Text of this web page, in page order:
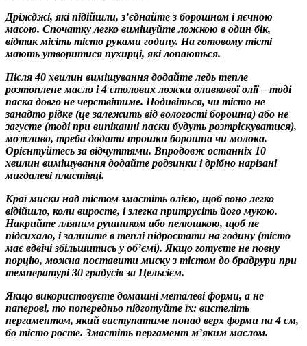
Дріжджі, які підійшли, з’єднайте з борошном і яєчною
масою. Спочатку легко вимішуйте ложкою в один бік,
відтак місіть тісто руками годину. На готовому тісті
мають утворитися пухирці, які лопаються.
Після 40 хвилин вимішування додайте ледь тепле
розтоплене масло і 4 столових ложки оливкової олії – тоді
паска довго не черствітиме. Подивіться, чи тісто не
занадто рідке (це залежить від вологості борошна) або не
загусте (тоді при випіканні паски будуть розтріскуватися),
можливо, треба додати трошки борошна чи молока.
Орієнтуйтесь за відчуттями. Впродовж останніх 10
хвилин вимішування додайте родзинки і дрібно нарізані
мигдалеві пластівці.
Краї миски над тістом змастіть олією, щоб воно легко
відійшло, коли виросте, і злегка притрусіть його мукою.
Накрийте лляним рушником або пелюшкою, щоб не
підсихало, і залиште в теплі підростати на годину (тісто
має вдвічі збільшитись у об’ємі). Якщо готуєте не повну
порцію, можна поставити миску з тістом до брадрури при
температурі 30 градусів за Цельсієм.
Якщо використовуєте домашні металеві форми, а не
паперові, то попередньо підготуйте їх: вистеліть
пергаментом, який виступатиме понад верх форми на 4 см,
бо тісто росте. Змастіть пергамент м’яким маслом.